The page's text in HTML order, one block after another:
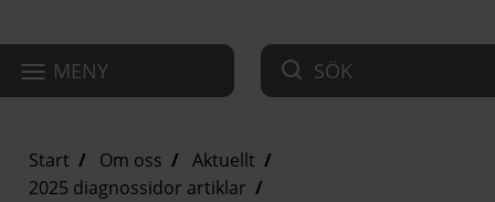
MENY SÖK
Start Om oss
Aktuellt
2025 diagnossidor artiklar